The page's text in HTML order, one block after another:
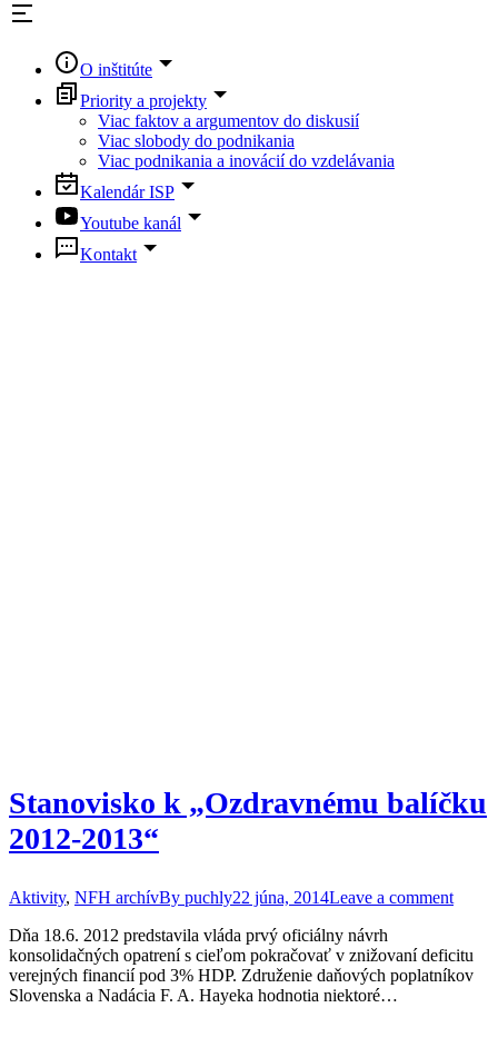
O inštitúte
Priority a projekty
Viac faktov a argumentov do diskusií
Viac slobody do podnikania
Viac podnikania a inovácií do vzdelávania
Kalendár ISP
Youtube kanál
Kontakt
Stanovisko k „Ozdravnému balíčku
2012-2013“
Aktivity, NFH archívBy puchly22 júna, 2014Leave a comment
Dňa 18.6. 2012 predstavila vláda prvý oficiálny návrh
konsolidačných opatrení s cieľom pokračovať v znižovaní deficitu
verejných financií pod 3% HDP. Združenie daňových poplatníkov
Slovenska a Nadácia F. A. Hayeka hodnotia niektoré…